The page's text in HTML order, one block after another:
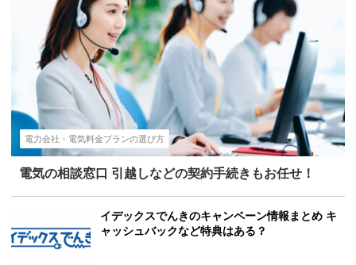
電力会社・電気料金プランの選び方
電気の相談窓口 引越しなどの契約手続きもお任せ！
イデックスでんきのキャンペーン情報まとめ キ
ャッシュバックなど特典はある？